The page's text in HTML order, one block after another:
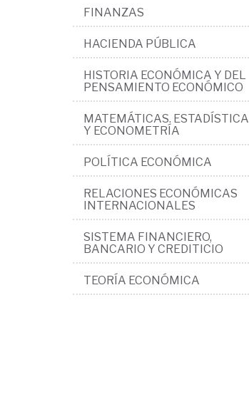
FINANZAS
HACIENDA PÚBLICA
HISTORIA ECONÓMICA Y DEL
PENSAMIENTO ECONÓMICO
MATEMÁTICAS. ESTADÍSTICA
Y ECONOMETRÍA
POLÍTICA ECONÓMICA
RELACIONES ECONÓMICAS
INTERNACIONALES
SISTEMA FINANCIERO,
BANCARIO Y CREDITICIO
TEORÍA ECONÓMICA